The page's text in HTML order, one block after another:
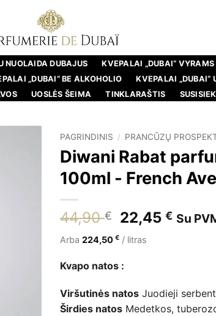
NUOLAIDA DUBAJUS KVEPALAI „DUBAI“ VYRAMS
„DUBAI“ BE ALKOHOLIO KVEPALAI
UOSLĖS ŠEIMA TINKLARAŠTIS
PAGRINDINIS / PRANCŪZŲ
Diwani Rabat
100ml - French
44,90€
Pradinė
kaina
buvo:
44,90 €.
22,45€ Su
Arba 224,50 € / litras
Kvapo natos :
Viršutinės natos Juodieji
Širdies natos Medetkos,